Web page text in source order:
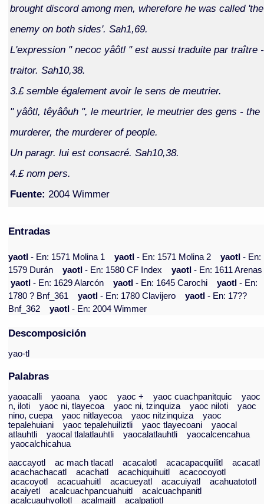
brought discord among men, wherefore he was called 'the
enemy on both sides'. Sah1,69.
L'expression " necoc yâôtl " est aussi traduite par traître -
traitor. Sah10,38.
3.£ semble également avoir le sens de meutrier.
" yâôtl, têyâôuh ", le meurtrier, le meutrier des gens - the
murderer, the murderer of people.
Un paragr. lui est consacré. Sah10,38.
4.£ nom pers.
Fuente: 2004 Wimmer
Entradas
yaotl- En: 1571 Molina 1 yaotl- En: 1571 Molina 2 yaotl- En:
1579 Durán
yaotl- En: 1580 CF Index yaotl- En: 1611 Arenas
yaotl- En: 1629 Alarcón yaotl- En: 1645 Carochi yaotl- En:
1780 ? Bnf_361
yaotl- En: 1780 Clavijero yaotl- En: 17??
Bnf_362
yaotl- En: 2004 Wimmer
Descomposición
yao-tl
Palabras
yaoacalli yaoana yaoc yaoc + yaoc cuachpanitquic
yaoc
n, iloti
yaoc ni, tlayecoa yaoc ni, tzinquiza yaoc niloti
yaoc
nino, cuepa
yaoc nitlayecoa yaoc nitzinquiza
yaoc
tepalehuiani
yaoc tepalehuiliztli yaoc tlayecoani
yaocal
atlauhtli
yaocal tlalatlauhtli yaocalatlauhtli
yaocalcencahua
yaocalchicahua
aaccayotl
ac mach tlacatl acacalotl acacapacquilitl
acacatl
acachachacatl
acachatl acachiquihuitl
acacocoyotl
acacoyotl
acacuahuitl acacueyatl acacuiyatl
acahuatototl
acaiyetl
acalcuachpancuahuitl
acalcuachpanitl
acalcuauhyollotl
acalmaitl acalpatiotl